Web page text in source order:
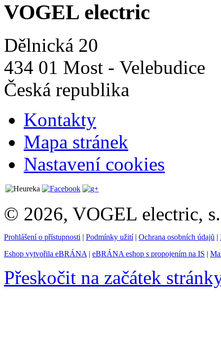
VOGEL electric
Dělnická 20
434 01 Most - Velebudice
Česká republika
Kontakty
Mapa stránek
Nastavení cookies
© 2026, VOGEL electric,
Prohlášení o přístupnosti | Podmínky užití| Ochrana osobních údajů |
Eshop vytvořila eBRÁNA | eBRÁNA eshop s propojením na IS |
Přeskočit na začátek